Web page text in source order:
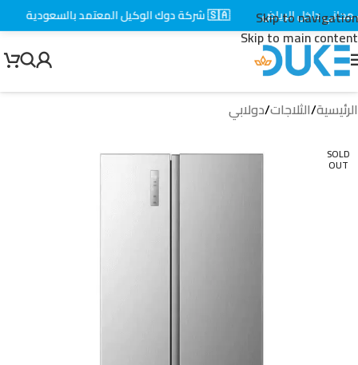
Skip to navigation
Skip to main content
الرئيسية/الثلاجات/دولابي
SOLD
OUT
داخل الرياض 🇸🇦 شركة دوك الوكيل المعتمد بالسعودية